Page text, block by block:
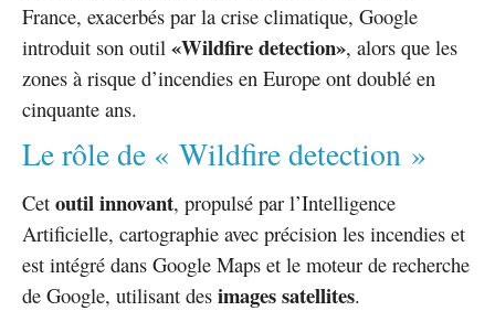
France, exacerbés par la crise climatique, Google
introduit son outil «Wildfire detection», alors que les
zones à risque d’incendies en Europe ont doublé en
cinquante ans.
Le rôle de « Wildfire detection »
Cet outil innovant, propulsé par l’Intelligence
Artificielle, cartographie avec précision les incendies et
est intégré dans Google Maps et le moteur de recherche
de Google, utilisant des images satellites.